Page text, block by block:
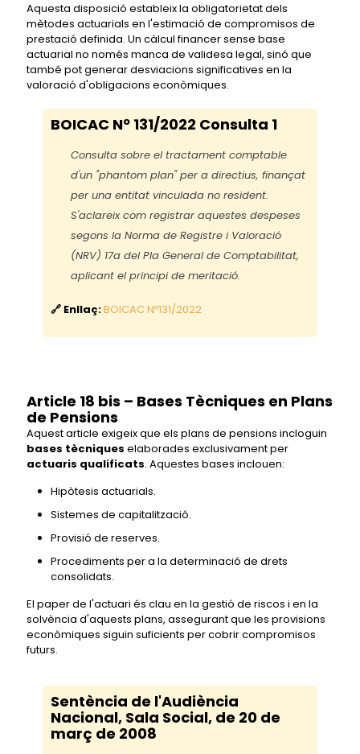
Aquesta disposició estableix la obligatorietat dels
mètodes actuarials en l'estimació de compromisos de
prestació definida. Un càlcul financer sense base
actuarial no només manca de validesa legal, sinó que
també pot generar desviacions significatives en la
valoració d'obligacions econòmiques.
BOICAC Nº 131/2022 Consulta 1
Consulta sobre el tractament comptable
d'un "phantom plan" per a directius, finançat
per una entitat vinculada no resident.
S'aclareix com registrar aquestes despeses
segons la Norma de Registre i Valoració
(NRV) 17a del Pla General de Comptabilitat,
aplicant el principi de meritació.
🔗 Enllaç:BOICAC Nº131/2022
Article 18 bis – Bases Tècniques en Plans
de Pensions
Aquest article exigeix que els plans de pensions incloguin
bases tècniques elaborades exclusivament per
actuaris qualificats. Aquestes bases inclouen:
Hipòtesis actuarials.
Sistemes de capitalització.
Provisió de reserves.
Procediments per a la determinació de drets
consolidats.
El paper de l'actuari és clau en la gestió de riscos i en la
solvència d'aquests plans, assegurant que les provisions
econòmiques siguin suficients per cobrir compromisos
futurs.
Sentència de l'Audiència
Nacional, Sala Social, de 20 de
març de 2008